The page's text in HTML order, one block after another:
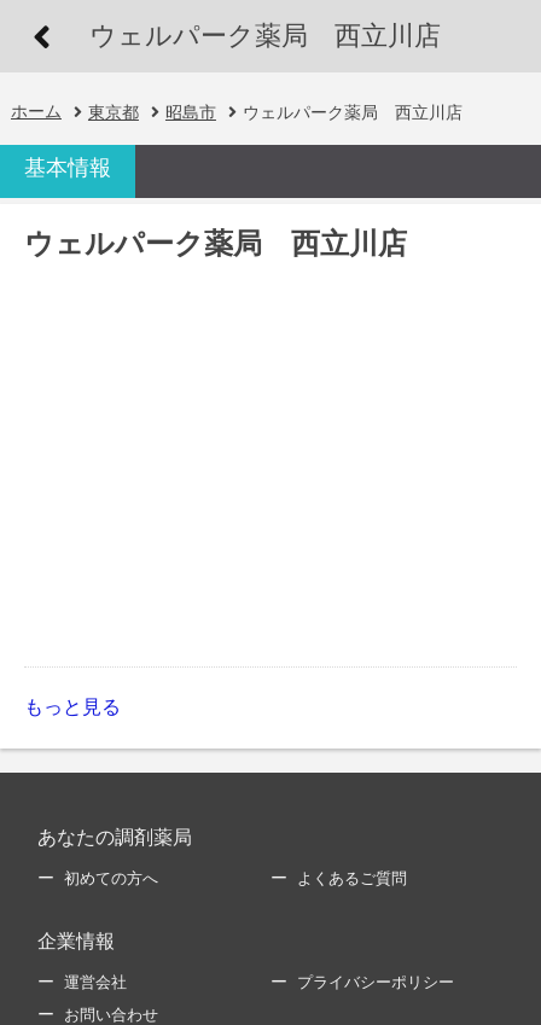
ウェルパーク薬局 西立川店
ホーム 東京都 昭島市 ウェルパーク薬局 西立川店
基本情報
ウェルパーク薬局 西立川店
もっと見る
あなたの調剤薬局
初めての方へ よくあるご質問
企業情報
運営会社 プライバシーポリシー
お問い合わせ